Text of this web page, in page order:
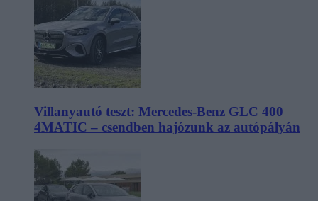
Villanyautó teszt: Mercedes-Benz GLC 400
4MATIC – csendben hajózunk az autópályán